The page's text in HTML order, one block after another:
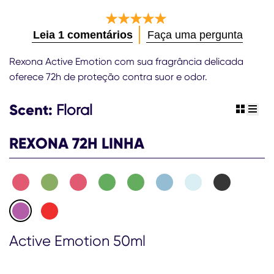
classificação
média
deste
Antitranspirante
Emotion
50ml
5.0
de
classificações.
Leia 1 comentários Faça uma pergunta
Rexona Active Emotion com sua fragrância delicada
oferece 72h de proteção contra suor e odor.
Scent: Floral
REXONA 72H LINHA
view
Active Emotion 50ml